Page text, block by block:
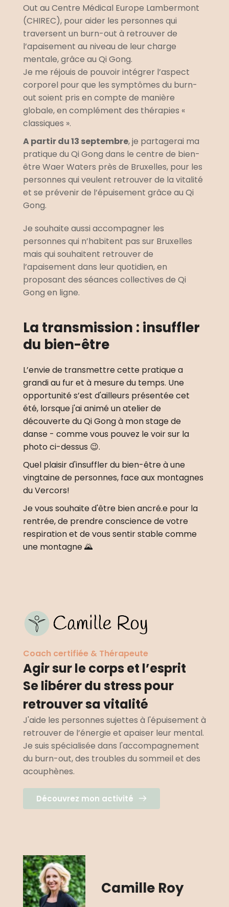
Out au Centre Médical Europe Lambermont
(CHIREC), pour aider les personnes qui
traversent un burn-out à retrouver de
l’apaisement au niveau de leur charge
mentale, grâce au Qi Gong.
Je me réjouis de pouvoir intégrer l’aspect
corporel pour que les symptômes du burn-
out soient pris en compte de manière
globale, en complément des thérapies «
classiques ».
A partir du 13 septembre, je partagerai ma
pratique du Qi Gong dans le centre de bien-
être Waer Waters près de Bruxelles, pour les
personnes qui veulent retrouver de la vitalité
et se prévenir de l’épuisement grâce au Qi
Gong.
Je souhaite aussi accompagner les
personnes qui n’habitent pas sur Bruxelles
mais qui souhaitent retrouver de
l’apaisement dans leur quotidien, en
proposant des séances collectives de Qi
Gong en ligne.
La transmission : insuffler
du bien-être
L’envie de transmettre cette pratique a
grandi au fur et à mesure du temps. Une
opportunité s’est d'ailleurs présentée cet
été, lorsque j'ai animé un atelier de
découverte du Qi Gong à mon stage de
danse - comme vous pouvez le voir sur la
photo ci-dessus 😉.
Quel plaisir d'insuffler du bien-être à une
vingtaine de personnes, face aux montagnes
du Vercors!
Je vous souhaite d'être bien ancré.e pour la
rentrée, de prendre conscience de votre
respiration et de vous sentir stable comme
une montagne 🌄
Coach certifiée & Thérapeute
Agir sur le corps et l’esprit
Se libérer du stress pour
retrouver sa vitalité
J'aide les personnes sujettes à l'épuisement à
retrouver de l’énergie et apaiser leur mental.
Je suis spécialisée dans l'accompagnement
du burn-out, des troubles du sommeil et des
acouphènes.
Découvrez mon activité
Camille Roy